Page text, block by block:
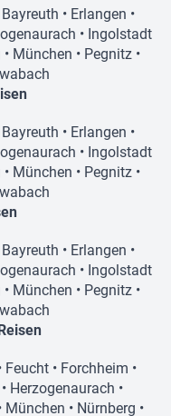
Bayreuth • Erlangen •
• Ingolstadt
• München • Pegnitz•
Bayreuth • Erlangen •
• Ingolstadt
• München • Pegnitz•
Bayreuth • Erlangen •
• Ingolstadt
• München • Pegnitz•
Feucht • Forchheim •
• Herzogenaurach •
München • Nürnberg •